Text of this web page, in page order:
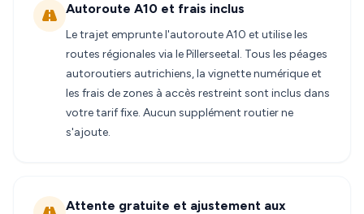
Autoroute A10 et frais inclus
Le trajet emprunte l'autoroute A10 et utilise les
routes régionales via le Pillerseetal. Tous les péages
autoroutiers autrichiens, la vignette numérique et
les frais de zones à accès restreint sont inclus dans
votre tarif fixe. Aucun supplément routier ne
s'ajoute.
Attente gratuite et ajustement aux